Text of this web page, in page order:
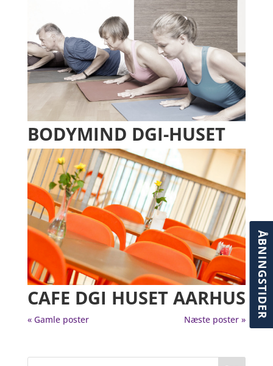
ÅBNINGSTIDER
BODYMIND DGI-HUSET
CAFE DGI HUSET AARHUS
« Gamle poster Næste poster »